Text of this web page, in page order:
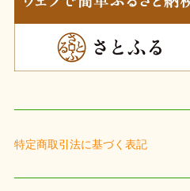
特定商取引法に基づく表記